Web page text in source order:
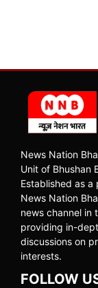
News Nation
Unit of Bhushan
Established as
News Nation
news channel in
providing in-
discussions on
interests.
FOLLOW